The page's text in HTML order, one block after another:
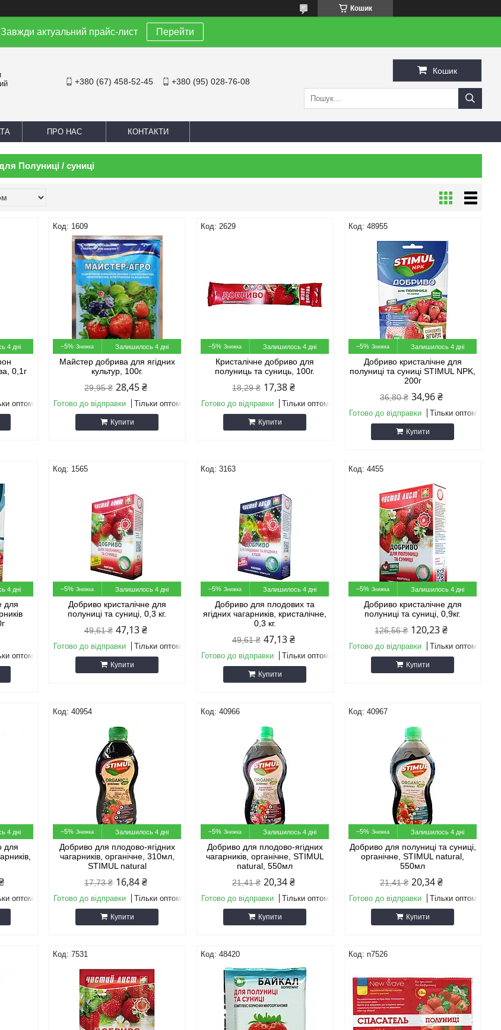
Кошик
Завжди актуальний прайс-лист Перейти
+380 (67) 458-52-45 +380 (95) 028-76-08
Кошик
ПРО НАС КОНТАКТИ
Полуниці / суниці
4 дні
0,1г
оптом
1609
–5% Залишилось 4 дні
Майстер добрива для ягідних
культур, 100г.
29,95 ₴ 28,45 ₴
Готово до відправки Тільки оптом
Купити
2629
–5% Залишилось 4 дні
Кристалічне добриво для
полуниць та суниць, 100г.
18,29 ₴ 17,38 ₴
Готово до відправки Тільки оптом
Купити
48955
–5% Залишилось 4 дні
Добриво кристалічне для
полуниці та суниці STIMUL NPK,
200г
36,80 ₴ 34,96 ₴
Готово до відправки Тільки оптом
Купити
4 дні
для
оптом
1565
–5% Залишилось 4 дні
Добриво кристалічне для
полуниці та суниці, 0,3 кг.
49,61 ₴ 47,13 ₴
Готово до відправки Тільки оптом
Купити
3163
–5% Залишилось 4 дні
Добриво для плодових та
ягідних чагарників, кристалічне,
0,3 кг.
49,61 ₴ 47,13 ₴
Готово до відправки Тільки оптом
Купити
4455
–5% Залишилось 4 дні
Добриво кристалічне для
полуниці та суниці, 0,9кг.
126,56 ₴ 120,23 ₴
Готово до відправки Тільки оптом
Купити
4 дні
для
оптом
40954
–5% Залишилось 4 дні
Добриво для плодово-ягідних
чагарників, органічне, 310мл,
STIMUL natural
17,73 ₴ 16,84 ₴
Готово до відправки Тільки оптом
Купити
40966
–5% Залишилось 4 дні
Добриво для плодово-ягідних
чагарників, органічне, STIMUL
natural, 550мл
21,41 ₴ 20,34 ₴
Готово до відправки Тільки оптом
Купити
40967
–5% Залишилось 4 дні
Добриво для полуниці та суниці,
органічне, STIMUL natural,
550мл
21,41 ₴ 20,34 ₴
Готово до відправки Тільки оптом
Купити
7531 48420 n7526